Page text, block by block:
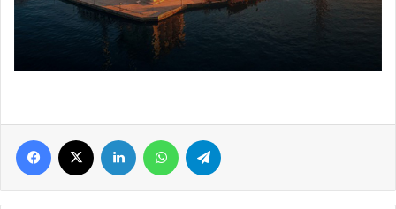
Facebook LinkedIn WhatsApp